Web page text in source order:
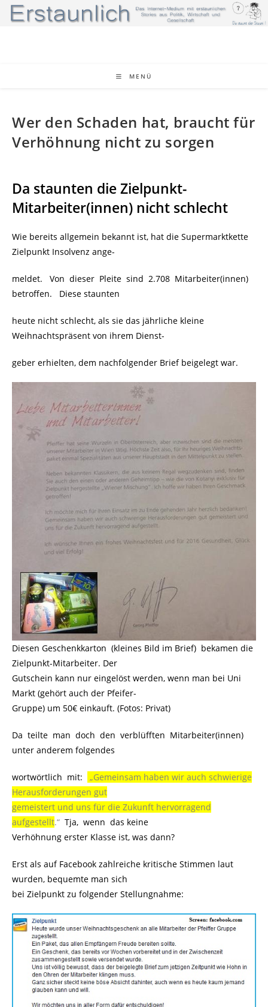
Zum
Inhalt
MENÜ
Wer den Schaden hat, braucht für
Verhöhnung nicht zu sorgen
Da staunten die Zielpunkt-
Mitarbeiter(innen) nicht schlecht
Wie bereits allgemein bekannt ist, hat die Supermarktkette
Zielpunkt Insolvenz ange-
meldet. Von dieser Pleite sind 2.708 Mitarbeiter(innen)
betroffen. Diese staunten
heute nicht schlecht, als sie das jährliche kleine
Weihnachtspräsent von ihrem Dienst-
geber erhielten, dem nachfolgender Brief beigelegt war.
Diesen Geschenkkarton (kleines Bild im Brief) bekamen die
Zielpunkt-Mitarbeiter. Der
Gutschein kann nur eingelöst werden, wenn man bei Uni
Markt (gehört auch der Pfeifer-
Gruppe) um 50€ einkauft. (Fotos: Privat)
Da teilte man doch den verblüfften Mitarbeiter(innen)
unter anderem folgendes
wortwörtlich mit:
„Gemeinsam haben wir auch schwierige
Herausforderungen gut
gemeistert und uns für die Zukunft hervorragend
aufgestellt.“ Tja, wenn das keine
Verhöhnung erster Klasse ist, was dann?
Erst als auf Facebook zahlreiche kritische Stimmen laut
wurden, bequemte man sich
bei Zielpunkt zu folgender Stellungnahme: